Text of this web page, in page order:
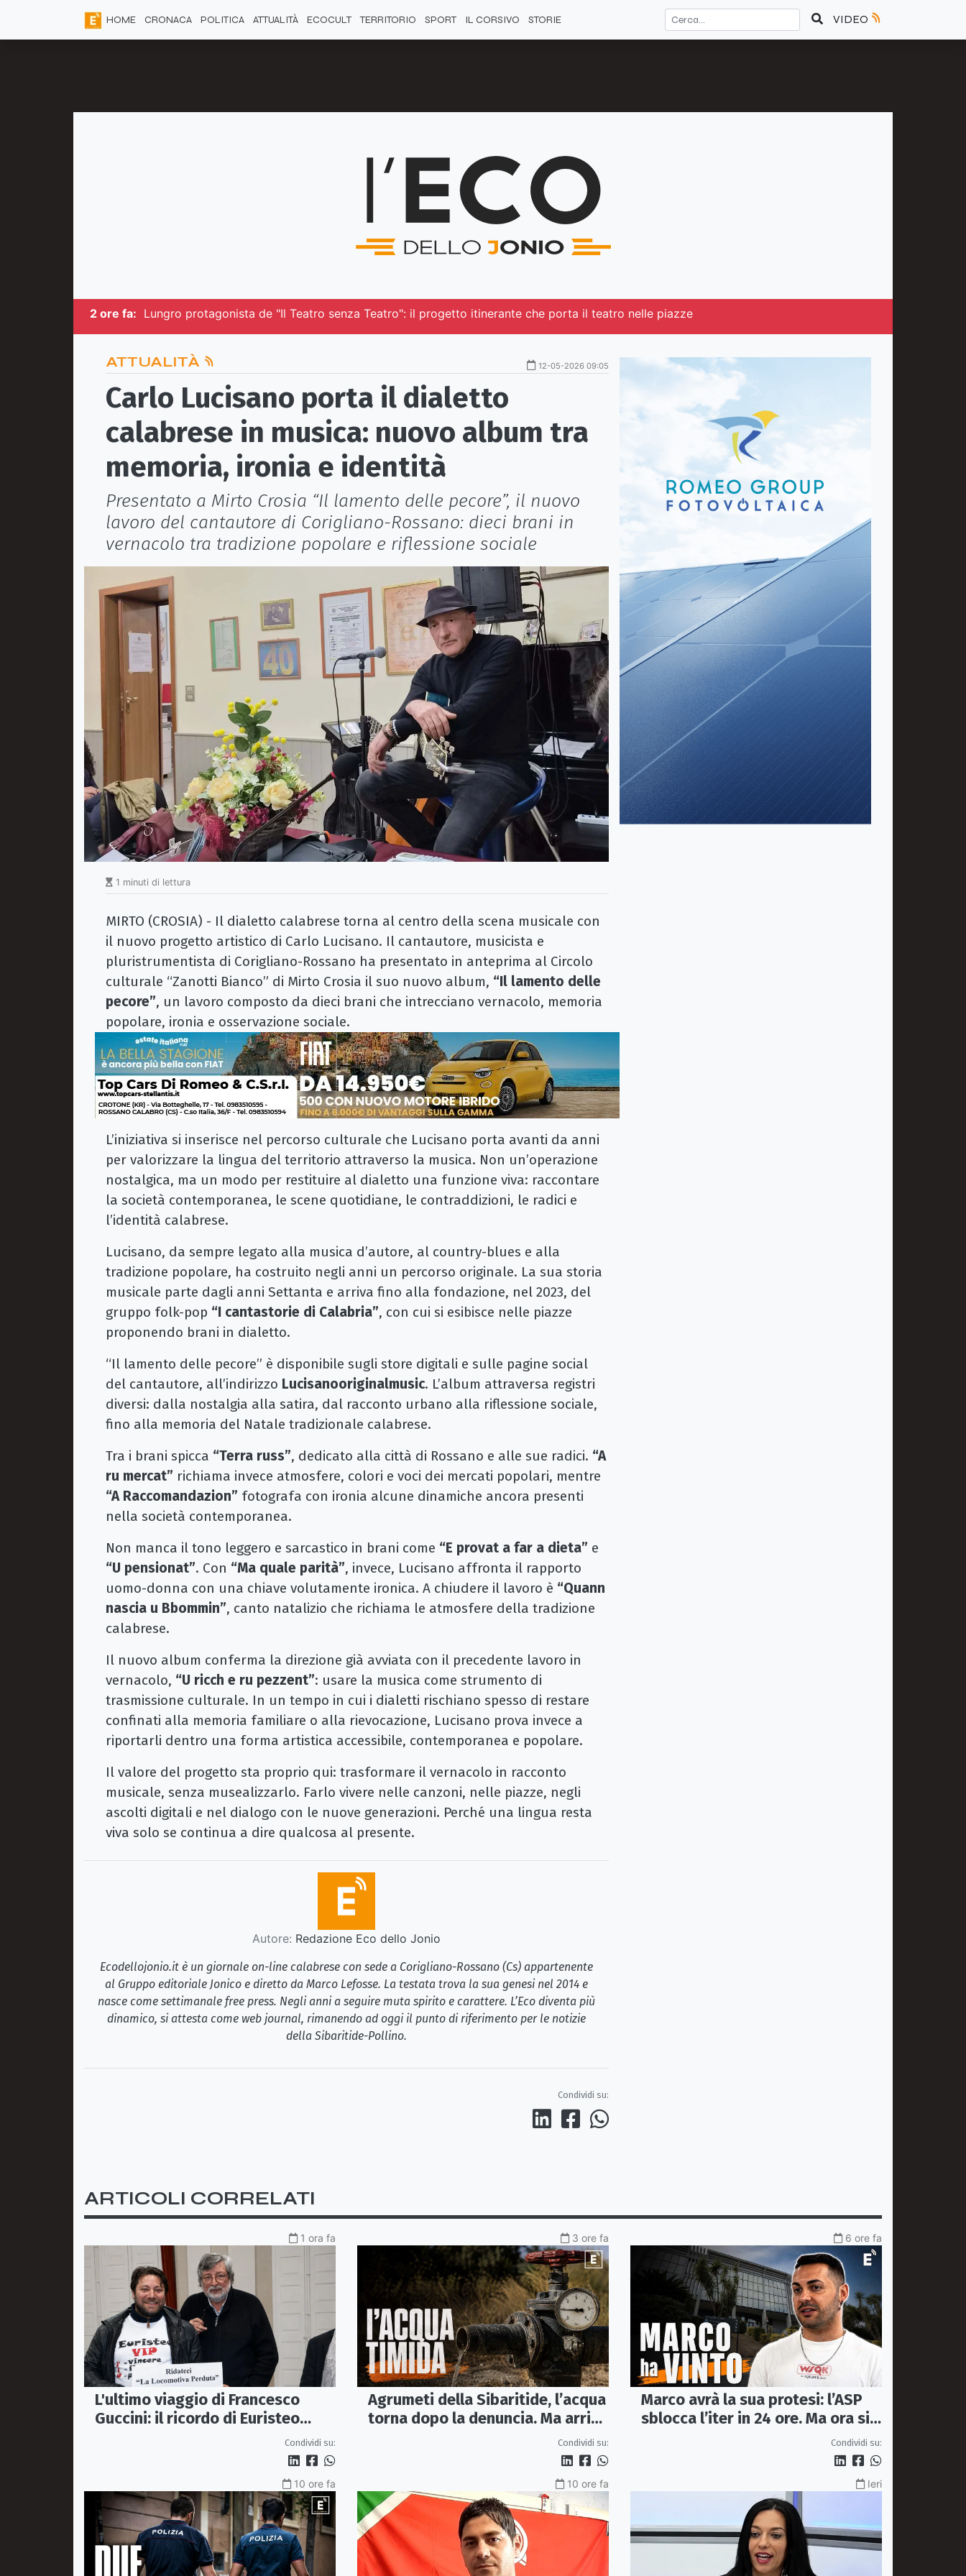
HOME CRONACA POLITICA ATTUALITÀ ECOCULT TERRITORIO SPORT IL CORSIVO STORIE VIDEO
2 ore fa: Lungro protagonista de "Il Teatro senza Teatro": il progetto itinerante che porta il teatro nelle piazze
ATTUALITÀ 12-05-2026 09:05
Carlo Lucisano porta il dialetto
calabrese in musica: nuovo album tra
memoria, ironia e identità
Presentato a Mirto Crosia “Il lamento delle pecore”, il nuovo
lavoro del cantautore di Corigliano-Rossano: dieci brani in
vernacolo tra tradizione popolare e riflessione sociale
1 minuti di lettura
MIRTO (CROSIA) - Il dialetto calabrese torna al centro della scena musicale con
il nuovo progetto artistico di Carlo Lucisano. Il cantautore, musicista e
pluristrumentista di Corigliano-Rossano ha presentato in anteprima al Circolo
culturale “Zanotti Bianco” di Mirto Crosia il suo nuovo album, “Il lamento delle
pecore”, un lavoro composto da dieci brani che intrecciano vernacolo, memoria
popolare, ironia e osservazione sociale.
L’iniziativa si inserisce nel percorso culturale che Lucisano porta avanti da anni
per valorizzare la lingua del territorio attraverso la musica. Non un’operazione
nostalgica, ma un modo per restituire al dialetto una funzione viva: raccontare
la società contemporanea, le scene quotidiane, le contraddizioni, le radici e
l’identità calabrese.
Lucisano, da sempre legato alla musica d’autore, al country-blues e alla
tradizione popolare, ha costruito negli anni un percorso originale. La sua storia
musicale parte dagli anni Settanta e arriva fino alla fondazione, nel 2023, del
gruppo folk-pop “I cantastorie di Calabria”, con cui si esibisce nelle piazze
proponendo brani in dialetto.
“Il lamento delle pecore” è disponibile sugli store digitali e sulle pagine social
del cantautore, all’indirizzo Lucisanooriginalmusic. L’album attraversa registri
diversi: dalla nostalgia alla satira, dal racconto urbano alla riflessione sociale,
fino alla memoria del Natale tradizionale calabrese.
Tra i brani spicca “Terra russ”, dedicato alla città di Rossano e alle sue radici. “A
ru mercat” richiama invece atmosfere, colori e voci dei mercati popolari, mentre
“A Raccomandazion” fotografa con ironia alcune dinamiche ancora presenti
nella società contemporanea.
Non manca il tono leggero e sarcastico in brani come “E provat a far a dieta” e
“U pensionat”. Con “Ma quale parità”, invece, Lucisano affronta il rapporto
uomo-donna con una chiave volutamente ironica. A chiudere il lavoro è “Quann
nascia u Bbommin”, canto natalizio che richiama le atmosfere della tradizione
calabrese.
Il nuovo album conferma la direzione già avviata con il precedente lavoro in
vernacolo, “U ricch e ru pezzent”: usare la musica come strumento di
trasmissione culturale. In un tempo in cui i dialetti rischiano spesso di restare
confinati alla memoria familiare o alla rievocazione, Lucisano prova invece a
riportarli dentro una forma artistica accessibile, contemporanea e popolare.
Il valore del progetto sta proprio qui: trasformare il vernacolo in racconto
musicale, senza musealizzarlo. Farlo vivere nelle canzoni, nelle piazze, negli
ascolti digitali e nel dialogo con le nuove generazioni. Perché una lingua resta
viva solo se continua a dire qualcosa al presente.
Autore: Redazione Eco dello Jonio
Ecodellojonio.it è un giornale on-line calabrese con sede a Corigliano-Rossano (Cs) appartenente
al Gruppo editoriale Jonico e diretto da Marco Lefosse. La testata trova la sua genesi nel 2014 e
nasce come settimanale free press. Negli anni a seguire muta spirito e carattere. L’Eco diventa più
dinamico, si attesta come web journal, rimanendo ad oggi il punto di riferimento per le notizie
della Sibaritide-Pollino.
Condividi su:
ARTICOLI CORRELATI
1 ora fa
L'ultimo viaggio di Francesco
Guccini: il ricordo di Euristeo
Condividi su:
3 ore fa
Agrumeti della Sibaritide, l’acqua
torna dopo la denuncia. Ma arriva
con un terzo della pressioneCondividi su:
6 ore fa
Marco avrà la sua protesi: l’ASP
sblocca l’iter in 24 ore. Ma ora si
apre il caso dell’Ufficio ausiliCondividi su:
10 ore fa 10 ore fa Ieri